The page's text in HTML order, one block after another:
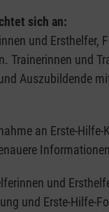
sich an:
und Ersthelfer,
Trainerinnen und
Auszubildende
an Erste-
und
und Erste-Hilfe-